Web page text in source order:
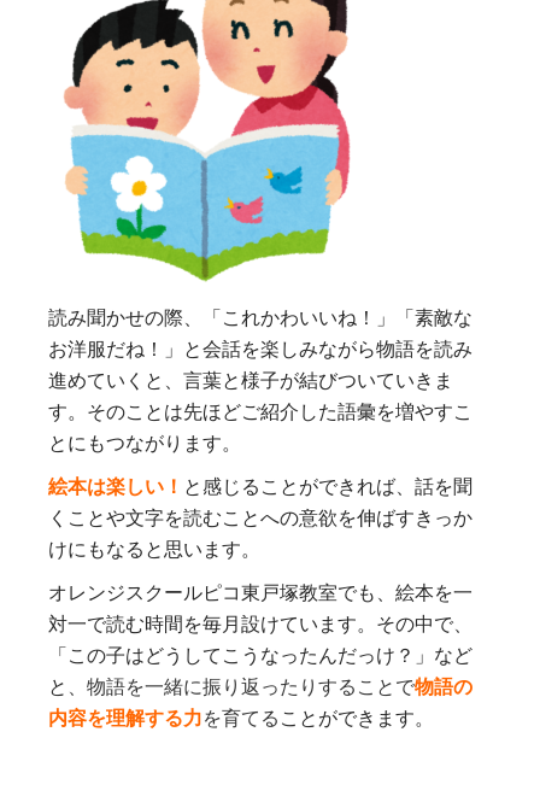
読み聞かせの際、「これかわいいね！」「素敵な
お洋服だね！」と会話を楽しみながら物語を読み
進めていくと、言葉と様子が結びついていきま
す。そのことは先ほどご紹介した語彙を増やすこ
とにもつながります。
絵本は楽しい！ と感じることができれば、話を聞
くことや文字を読むことへの意欲を伸ばすきっか
けにもなると思います。
オレンジスクールピコ東戸塚教室でも、絵本を一
対一で読む時間を毎月設けています。その中で、
「この子はどうしてこうなったんだっけ？」など
と 、物語を一緒に振り返ったりすることで物語の
内容を理解する力を育てることができます。